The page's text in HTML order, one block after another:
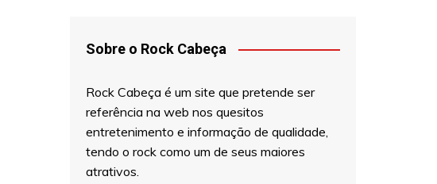
Sobre o Rock Cabeça
Rock Cabeça é um site que pretende ser
referência na web nos quesitos
entretenimento e informação de qualidade,
tendo o rock como um de seus maiores
atrativos.